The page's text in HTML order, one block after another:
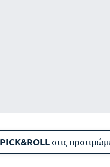
PICK&ROLLστις